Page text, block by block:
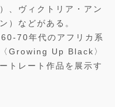
、ヴィクトリア・アン
）などがある。
70年代のアフリカ系
Growing Up Black〉
トレート作品を展示す